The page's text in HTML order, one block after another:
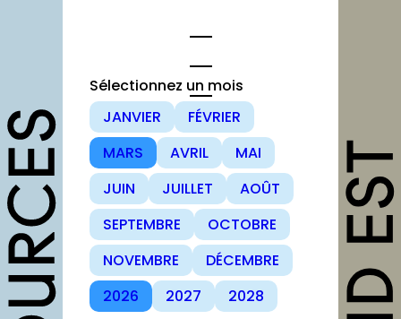
opportunités
Appels à candidature
Offres d’emploi et
stage
Formations
Soutiens
Sélectionnez un mois
JANVIER
FÉVRIER
MARS
AVRIL
MAI
JUIN
JUILLET
AOÛT
SEPTEMBRE
OCTOBRE
NOVEMBRE
DÉCEMBRE
2026
2027 2028